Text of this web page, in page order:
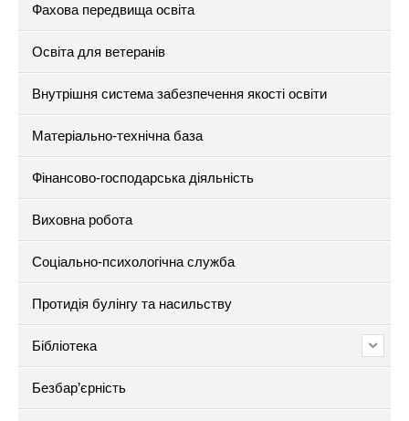
Фахова передвища освіта
Освіта для ветеранів
Внутрішня система забезпечення якості освіти
Матеріально-технічна база
Фінансово-господарська діяльність
Виховна робота
Соціально-психологічна служба
Протидія булінгу та насильству
Бібліотека
Безбар’єрність